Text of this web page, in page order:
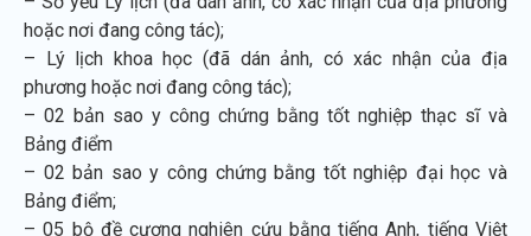
hoặc nơi đang công tác);
– Lý lịch khoa học (đã dán ảnh, có xác nhận của địa
phương hoặc nơi đang công tác);
– 02 bản sao y công chứng bằng tốt nghiệp thạc sĩ và
Bảng điểm
– 02 bản sao y công chứng bằng tốt nghiệp đại học và
Bảng điểm;
– 05 bộ đề cương nghiên cứu bằng tiếng Anh, tiếng Việt